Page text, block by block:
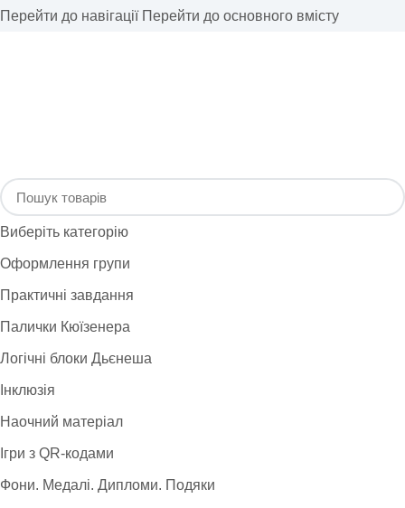
Перейти до навігації Перейти до основного вмісту
Виберіть категорію
Оформлення групи
Практичні завдання
Палички Кюїзенера
Логічні блоки Дьєнеша
Інклюзія
Наочний матеріал
Ігри з QR-кодами
Фони. Медалі. Дипломи. Подяки